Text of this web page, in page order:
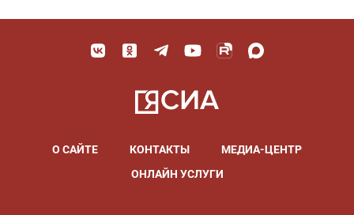
О САЙТЕ КОНТАКТЫ
МЕДИА-ЦЕНТР
ОНЛАЙН УСЛУГИ